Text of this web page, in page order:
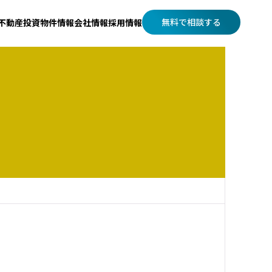
動産投資物件情報会社情報採用情報 無料で相談する